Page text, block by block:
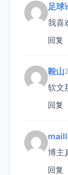
足球
我喜
回复
鞍山
软文
回复
博主
回复